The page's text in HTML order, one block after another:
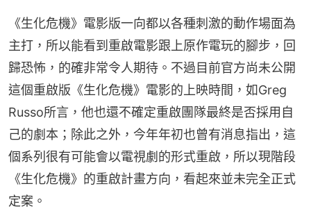
《生化危機》電影版一向都以各種刺激的動作場面為
主打，所以能看到重啟電影跟上原作電玩的腳步，回
歸恐怖，的確非常令人期待。不過目前官方尚未公開
這個重啟版《生化危機》電影的上映時間，如Greg
Russo所言，他也還不確定重啟團隊最終是否採用自
己的劇本；除此之外，今年年初也曾有消息指出，這
個系列很有可能會以電視劇的形式重啟，所以現階段
《生化危機》的重啟計畫方向，看起來並未完全正式
定案。